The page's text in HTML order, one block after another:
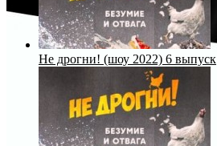
Не дрогни! (шоу 2022) 6 выпуск